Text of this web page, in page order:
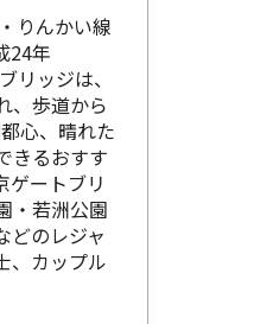
りんかい線
24年
リッジは、
、歩道から
心、晴れた
きるおすす
ゲートブリ
・若洲公園
どのレジャ
、カップル